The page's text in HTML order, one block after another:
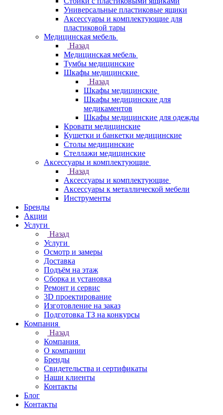
Универсальные пластиковые ящики
Аксессуары и комплектующие для
пластиковой тары
Медицинская мебель
Назад
Медицинская мебель
Тумбы медицинские
Шкафы медицинские
Назад
Шкафы медицинские
Шкафы медицинские для
медикаментов
Шкафы медицинские для одежды
Кровати медицинские
Кушетки и банкетки медицинские
Столы медицинские
Стеллажи медицинские
Аксессуары и комплектующие
Назад
Аксессуары и комплектующие
Аксессуары к металлической мебели
Инструменты
Бренды
Акции
Услуги
Назад
Услуги
Осмотр и замеры
Доставка
Подъём на этаж
Сборка и установка
Ремонт и сервис
3D проектирование
Изготовление на заказ
Подготовка ТЗ на конкурсы
Компания
Назад
Компания
О компании
Бренды
Свидетельства и сертификаты
Наши клиенты
Контакты
Блог
Контакты